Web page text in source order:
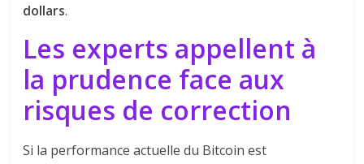
dollars.
Les experts appellent à
la prudence face aux
risques de correction
Si la performance actuelle du Bitcoin est